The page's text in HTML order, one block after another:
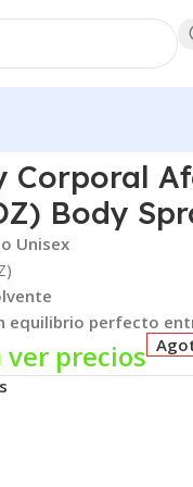
Corporal
Body
Unisex
equilibrio perfecto
precios